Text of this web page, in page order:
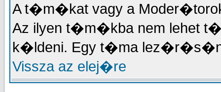
A t�m�kat vagy a
Az ilyen t�m�kba nem lehet
k�ldeni. Egy t�ma
Vissza az elej�re